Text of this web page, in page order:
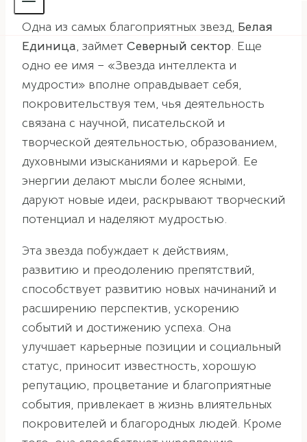
Одна из самых благоприятных звезд, Белая
Единица, займет Северный сектор. Еще
одно ее имя – «Звезда интеллекта и
мудрости» вполне оправдывает себя,
покровительствуя тем, чья деятельность
связана с научной, писательской и
творческой деятельностью, образованием,
духовными изысканиями и карьерой. Ее
энергии делают мысли более ясными,
даруют новые идеи, раскрывают творческий
потенциал и наделяют мудростью.
Эта звезда побуждает к действиям,
развитию и преодолению препятствий,
способствует развитию новых начинаний и
расширению перспектив, ускорению
событий и достижению успеха. Она
улучшает карьерные позиции и социальный
статус, приносит известность, хорошую
репутацию, процветание и благоприятные
события, привлекает в жизнь влиятельных
покровителей и благородных людей. Кроме